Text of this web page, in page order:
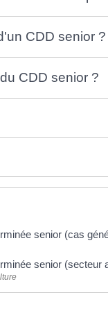
CDD senior ?
CDD senior ?
senior (cas
senior (secteur